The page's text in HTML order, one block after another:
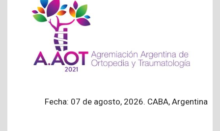
Fecha: 07 de agosto, 2026. CABA, Argentina